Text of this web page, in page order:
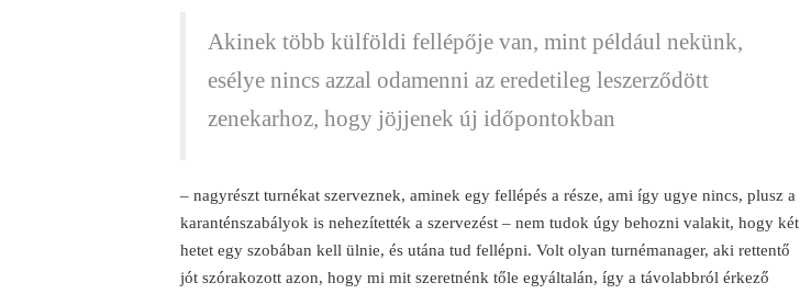
Akinek több külföldi fellépője van, mint például nekünk,
esélye nincs azzal odamenni az eredetileg leszerződött
zenekarhoz, hogy jöjjenek új időpontokban
– nagyrészt turnékat szerveznek, aminek egy fellépés a része, ami így ugye nincs, plusz a
karanténszabályok is nehezítették a szervezést – nem tudok úgy behozni valakit, hogy két
hetet egy szobában kell ülnie, és utána tud fellépni. Volt olyan turnémanager, aki rettentő
jót szórakozott azon, hogy mi mit szeretnénk tőle egyáltalán, így a távolabbról érkező